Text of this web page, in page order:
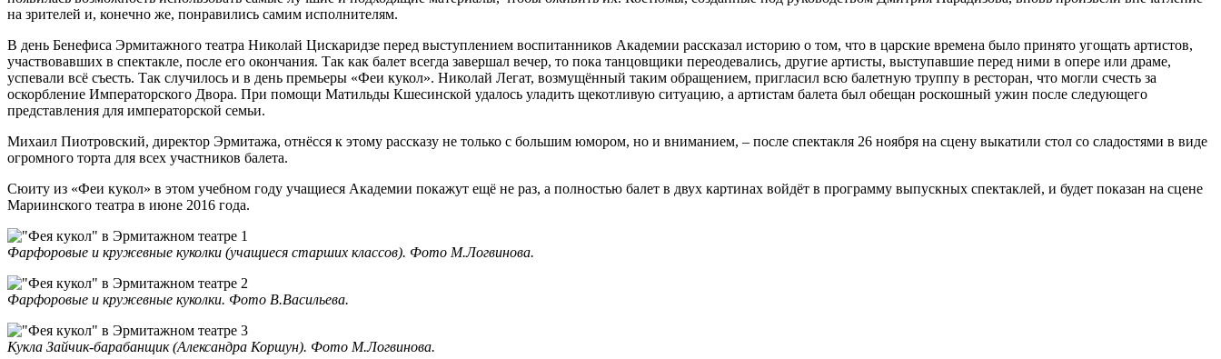
на зрителей и, конечно же, понравились самим исполнителям.
В день Бенефиса Эрмитажного театра Николай Цискаридзе перед выступлением воспитанников Академии рассказал историю о том, что в царские времена было принято угощать артистов,
участвовавших в спектакле, после его окончания. Так как балет всегда завершал вечер, то пока танцовщики переодевались, другие артисты, выступавшие перед ними в опере или драме,
успевали всё съесть. Так случилось и в день премьеры «Феи кукол». Николай Легат, возмущённый таким обращением, пригласил всю балетную труппу в ресторан, что могли счесть за
оскорбление Императорского Двора. При помощи Матильды Кшесинской удалось уладить щекотливую ситуацию, а артистам балета был обещан роскошный ужин после следующего
представления для императорской семьи.
Михаил Пиотровский, директор Эрмитажа, отнёсся к этому рассказу не только с большим юмором, но и вниманием, ­– после спектакля 26 ноября на сцену выкатили стол со сладостями в виде
огромного торта для всех участников балета.
Сюиту из «Феи кукол» в этом учебном году учащиеся Академии покажут ещё не раз, а полностью балет в двух картинах войдёт в программу выпускных спектаклей, и будет показан на сцене
Мариинского театра в июне 2016 года.
Фарфоровые и кружевные куколки (учащиеся старших классов). Фото М.Логвинова.
Фарфоровые и кружевные куколки. Фото В.Васильева.
Кукла Зайчик-барабанщик (Александра Коршун). Фото М.Логвинова.